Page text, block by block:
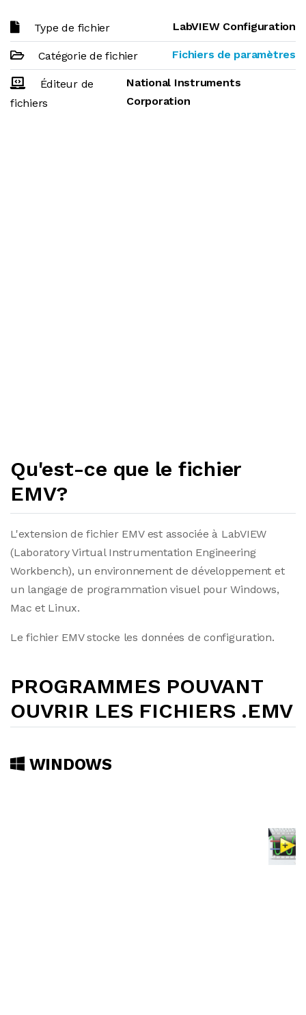
Type de fichier LabVIEW Configuration
Catégorie de fichier Fichiers de paramètres
Éditeur de
fichiers
National Instruments
Corporation
Qu'est-ce que le fichier
EMV?
L'extension de fichier EMV est associée à LabVIEW
(Laboratory Virtual Instrumentation Engineering
Workbench), un environnement de développement et
un langage de programmation visuel pour Windows,
Mac et Linux.
Le fichier EMV stocke les données de configuration.
PROGRAMMES POUVANT
OUVRIR LES FICHIERS .EMV
WINDOWS